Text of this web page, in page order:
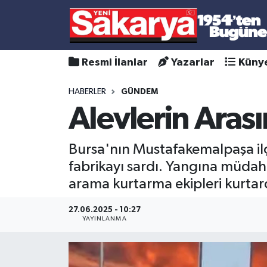
Resmi İlanlar Yazarlar
HABERLER GÜNDEM
Alevlerin
Bursa'nın Mustafakemalpaşa
fabrikayı sardı. Yangına
arama kurtarma ekipleri
27.06.2025 - 10:27
YAYINLANMA